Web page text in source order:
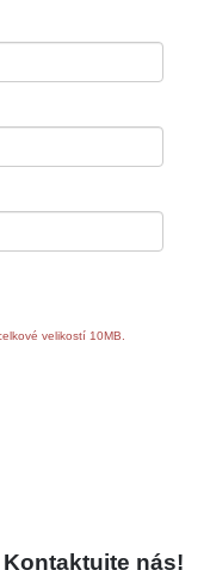
velikostí 10MB.
nás!